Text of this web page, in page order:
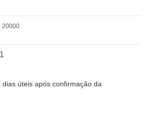
20000
úteis após confirmação da